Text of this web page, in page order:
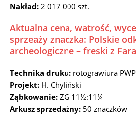
Nakład: 2 017 000 szt.
Aktualna cena, watrość,
sprzeaży znaczka: Polskie
archeologiczne – freski z
Technika druku: rotograwiura
Projekt: H. Chyliński
Ząbkowanie: ZG 11½:11¼
Arkusz sprzedażny: 50 znaczków